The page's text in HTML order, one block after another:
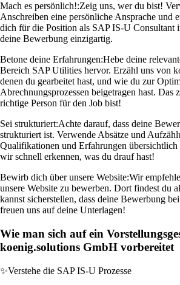
Mach es persönlich!:Zeig uns, wer du bist!
Anschreiben eine persönliche Ansprache und
dich für die Position als SAP IS-U Consultant
deine Bewerbung einzigartig.
Betone deine Erfahrungen:Hebe deine
Bereich SAP Utilities hervor. Erzähl uns von
denen du gearbeitet hast, und wie du zur
Abrechnungsprozessen beigetragen hast. Das
richtige Person für den Job bist!
Sei strukturiert:Achte darauf, dass deine
strukturiert ist. Verwende Absätze und
Qualifikationen und Erfahrungen übersichtlich
wir schnell erkennen, was du drauf hast!
Bewirb dich über unsere Website:Wir
unsere Website zu bewerben. Dort findest du
kannst sicherstellen, dass deine Bewerbung
freuen uns auf deine Unterlagen!
Wie man sich auf ein
koenig.solutions GmbH vorbereitet
✨Verstehe die SAP IS-U Prozesse